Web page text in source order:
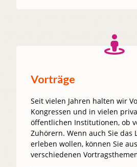
Vorträge
Seit vielen Jahren halten wir
Kongressen und in vielen
öffentlichen Institutionen, ob
Zuhörern. Wenn auch Sie das
erleben wollen, können Sie
verschiedenen